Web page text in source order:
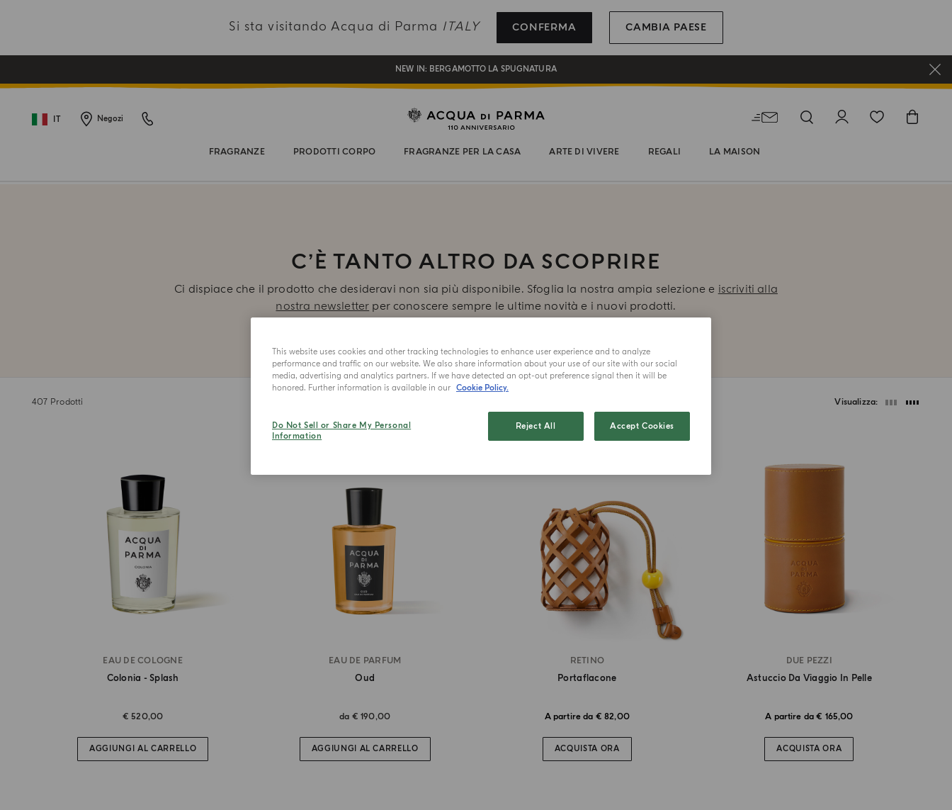
Si sta visitando Acqua di Parma ITALY CONFERMA CAMBIA PAESE
REGISTRATI E RICEVI UN REGALO SPECIALE CON IL TUO PRIMO ACQUISTO
UN REGALO PER TE SUGLI ORDINI SUPERIORI AI 180€
NEW IN: BERGAMOTTO LA SPUGNATURA
IT Negozi
FRAGRANZE PRODOTTI CORPO FRAGRANZE PER LA CASA ARTE DI VIVERE REGALI LA MAISON
C’È TANTO ALTRO DA SCOPRIRE
Ci dispiace che il prodotto che desideravi non sia più disponibile. Sfoglia la nostra ampia selezione e iscriviti alla
nostra newsletter per conoscere sempre le ultime novità e i nuovi prodotti.
407 Prodotti Visualizza
EAU DE COLOGNE
Colonia - Splash
€ 520,00
AGGIUNGI AL CARRELLO
EAU DE PARFUM
Oud
da € 190,00
AGGIUNGI AL CARRELLO
RETINO
Portaflacone
A partire da € 82,00
ACQUISTA ORA
DUE PEZZI
Astuccio Da Viaggio In Pelle
A partire da € 165,00
ACQUISTA ORA
This website uses cookies and other tracking technologies to enhance user experience and to analyze
performance and traffic on our website. We also share information about your use of our site with our social
media, advertising and analytics partners. If we have detected an opt-out preference signal then it will be
honored. Further information is available in our Cookie Policy.
Do Not Sell or Share My Personal
Information
Reject All Accept Cookies